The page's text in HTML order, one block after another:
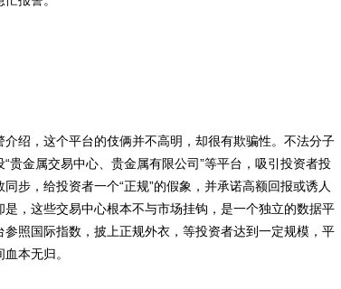
，这个平台的伎俩并不高明，却很有欺骗性。不法分子
贵金属交易中心、贵金属有限公司”等平台，吸引投资者投
步，给投资者一个“正规”的假象，并承诺高额回报或诱人
，这些交易中心根本不与市场挂钩，是一个独立的数据平
照国际指数，披上正规外衣，等投资者达到一定规模，平
本无归。